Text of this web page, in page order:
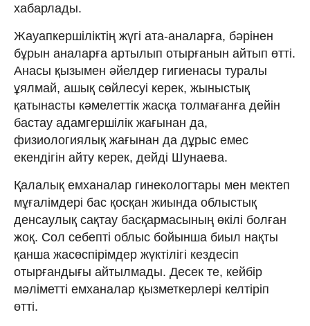
хабарлады.
Жауапкершіліктің жүгі ата-аналарға, бәрінен
бұрын аналарға артылып отырғанын айтып өтті.
Анасы қызымен әйелдер гигиенасы туралы
ұялмай, ашық сөйлесуі керек, жыныстық
қатынасты кәмелеттік жасқа толмағанға дейін
бастау адамгершілік жағынан да,
физиологиялық жағынан да дұрыс емес
екендігін айту керек, дейді Шунаева.
Қалалық емханалар гинекологтары мен мектеп
мұғалімдері бас қосқан жиында облыстық
денсаулық сақтау басқармасының өкілі болған
жоқ. Сол себепті облыс бойынша биыл нақты
қанша жасөспірімдер жүктілігі кездесіп
отырғандығы айтылмады. Десек те, кейбір
мəліметті емханалар қызметкерлері келтіріп
өтті.